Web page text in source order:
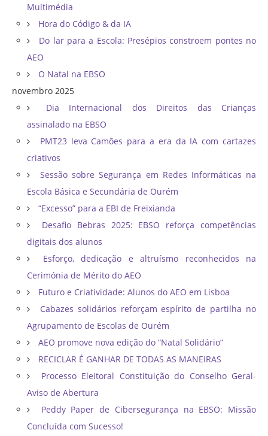
Multimédia
Hora do Código & da IA
Do lar para a Escola: Presépios constroem pontes no
AEO
O Natal na EBSO
novembro 2025
Dia Internacional dos Direitos das Crianças
assinalado na EBSO
PMT23 leva Camões para a era da IA com cartazes
criativos
Sessão sobre Segurança em Redes Informáticas na
Escola Básica e Secundária de Ourém
“Excesso” para a EBI de Freixianda
Desafio Bebras 2025: EBSO reforça competências
digitais dos alunos
Esforço, dedicação e altruísmo reconhecidos na
Cerimónia de Mérito do AEO
Futuro e Criatividade: Alunos do AEO em Lisboa
Cabazes solidários reforçam espírito de partilha no
Agrupamento de Escolas de Ourém
AEO promove nova edição do “Natal Solidário”
RECICLAR É GANHAR DE TODAS AS MANEIRAS
Processo Eleitoral Constituição do Conselho Geral-
Aviso de Abertura
Peddy Paper de Cibersegurança na EBSO: Missão
Concluída com Sucesso!